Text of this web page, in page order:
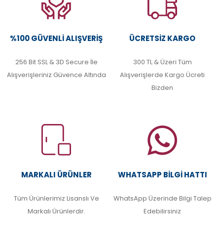
%100 GÜVENLI ALIŞVERIŞ
256 Bit SSL & 3D Secure İle
Alışverişleriniz Güvence Altında
ÜCRETSIZ KARGO
300 TL & Üzeri Tüm
Alışverişlerde Kargo Ücreti
Bizden
MARKALI ÜRÜNLER
Tüm Ürünlerimiz Lisanslı Ve
Markalı Ürünlerdir.
WHATSAPP BILGI HATTI
WhatsApp Üzerinde Bilgi Talep
Edebilirsiniz